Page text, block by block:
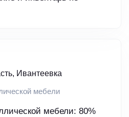
Ивантеевка
мебели
мебели: 80%